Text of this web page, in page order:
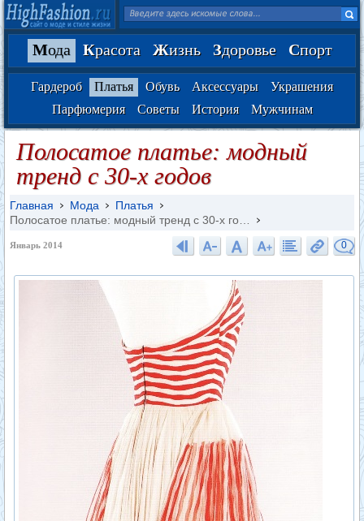
Мода Красота Жизнь Здоровье Спорт
Гардероб Платья Обувь Аксессуары
Украшения
Парфюмерия
Советы История Мужчинам
Полосатое платье: модный
тренд с 30-х годов
Главная Мода
Платья
Полосатое платье: модный тренд с 30-х го…
Январь 2014 0